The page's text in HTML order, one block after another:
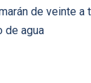
de veinte a
de agua